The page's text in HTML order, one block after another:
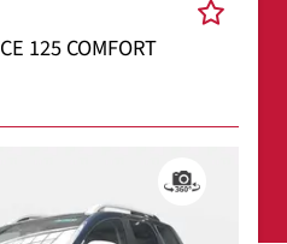
125 COMFORT